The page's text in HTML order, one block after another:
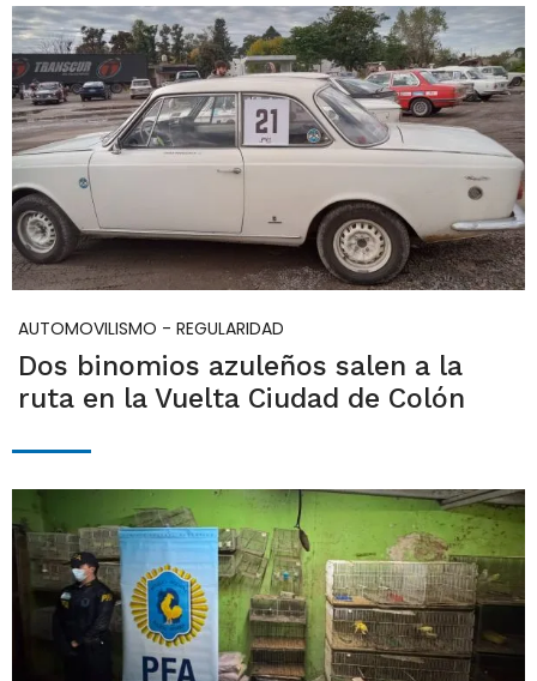
AUTOMOVILISMO - REGULARIDAD
Dos binomios azuleños salen a la
ruta en la Vuelta Ciudad de Colón